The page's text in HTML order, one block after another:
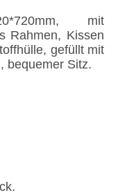
mit
Rahmen, Kissen
gefüllt mit
bequemer Sitz.